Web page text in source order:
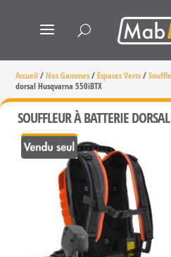
Accueil/Nos Gammes/Espaces Verts/
dorsal Husqvarna 550iBTX
SOUFFLEUR À BATTERIE